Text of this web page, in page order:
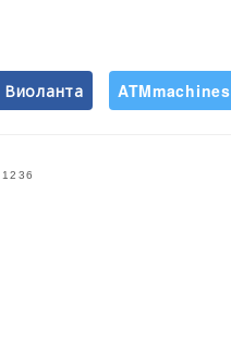
Виоланта ATMmachines
1236